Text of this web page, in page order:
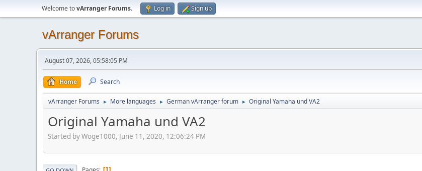
Welcome tovArranger Forums. Log in Sign up
vArranger Forums
August 07, 2026, 05:58:05 PM
Home Search
vArranger Forums ► More languages ► German vArranger forum ► Original Yamaha und VA2
Original Yamaha und VA2
Started by Woge1000, June 11, 2020, 12:06:24 PM